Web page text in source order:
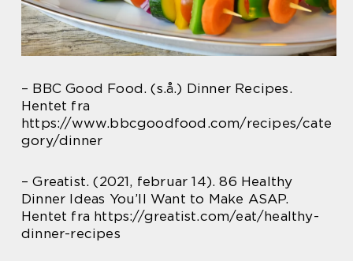
– BBC Good Food. (s.å.) Dinner Recipes.
Hentet fra
https://www.bbcgoodfood.com/recipes/cate
gory/dinner
– Greatist. (2021, februar 14). 86 Healthy
Dinner Ideas You’ll Want to Make ASAP.
Hentet fra https://greatist.com/eat/healthy-
dinner-recipes